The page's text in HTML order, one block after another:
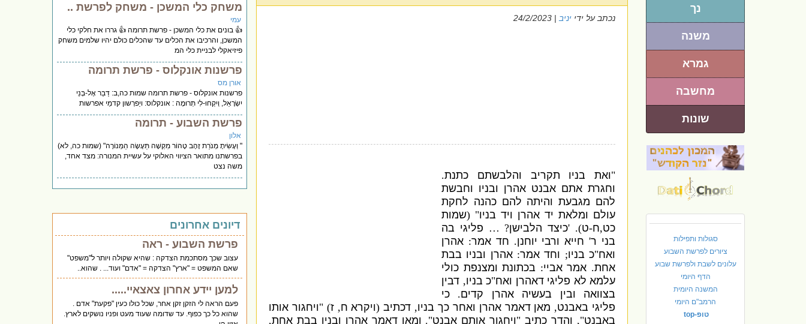
נך
משנה
גמרא
מחשבה
שונות
סגולות ותפילות
ציורים לפרשת השבוע
עלונים לשבת ולפרשת שבוע
הדף היומי
המשנה היומית
הרמב"ם היומי
טופ-top
נכתב על ידי יניב | 24/2/2023
"ואת בניו תקריב והלבשתם כתנת.
וחגרת אתם אבנט אהרן ובניו וחבשת
להם מגבעת והיתה להם כהנה לחקת
עולם ומלאת יד אהרן ויד בניו" (שמות
כט,ח-ט). 'כיצד הלבישן? … פליגי בה
בני ר' חייא ורבי יוחנן. חד אמר: אהרן
ואח"כ בניו; וחד אמר:אהרן ובניו בבת
אחת. אמראביי: בכתונת ומצנפת כולי
עלמא לא פליגי דאהרן ואח"כ בניו, דבין
בצוואה ובין בעשיה אהרן קדים. כי
פליגי באבנט, מאן דאמר אהרן ואחר כך בניו, דכתיב (ויקרא ח,ז) "ויחגור אותו
באבנט", והדר כתיב "ויחגור אותם אבנט". ומאן דאמר אהרן ובניו בבת אחת,
משחק כלי המשכן - משחק לפרשת ..
עמי
👍 בונים את כלי המשכן - פרשת תרומה 👍 גררו את חלקי כלי
המשכן, והרכיבו את הכלים עד שהכלים כולם יהיו שלמים משחק
פיזיאקלי לבניית כלי המ
פרשנות אונקלוס - פרשת תרומה
אורן מס
פרשנות אונקלוס - פרשת תרומה שמות כה,ב: דַּבֵּר אֶל-בְּנֵי
יִשְׂרָאֵל, וְיִקְחוּ-לִי תְּרוּמָה : אונקלוס: ויַפרְשון קדמַי אפרשות
פרשת השבוע - תרומה
אלון
" וְעָשִׂיתָ מְנֹרַת זָהָב טָהוֹר מִקְשָׁה תֵּעָשֶׂה הַמְּנוֹרָה" (שמות כה, לא)
בפרשתנו מתואר הציווי האלוקי על עשיית המנורה: מצד אחד,
משה נצט
דיונים אחרונים
פרשת השבוע - ראה
עצוב שכך מסתכמת הצדקה : שהיא שקולה ויותר ל"משפט"
שאם המשפט = "ארץ" הצדקה = "אדם" ועוד... . שהוא..
למען יידע אחרון צאצאיי.....
פעם הראה לי הזקן זקן אחר, שכל כולו כעין "פקעת" אדם .
שהוא כל כך כפוף. עד שדומה שעוד מעט ופניו נושקים לארץ.